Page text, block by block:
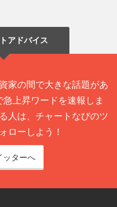
アドバイス
家の間で大きな話題があ
上昇ワードを速報しま
人は、チャートなびのツ
ローしよう！
ッターへ